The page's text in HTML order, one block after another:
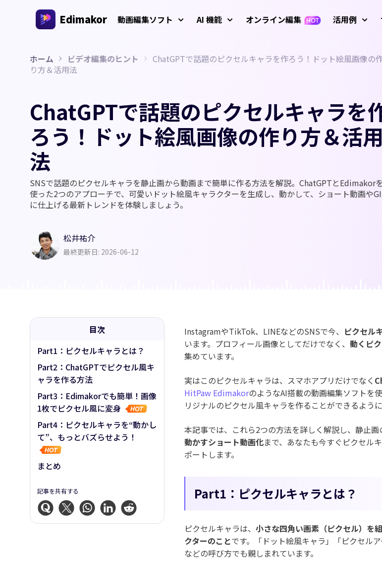
Edimakor 動画編集ソフト
プラットフォーム
Windows 11/10 対応のオールインワンAI動画編集ソ
フト、多彩なメディア素材を搭載
Mac動画編集ソフト
動画編集
キーフレーム
動画を逆再生
AI ビデオジ
ーター
グリーンバック除
Screen
動画にテキストを
動画背景を削
AI 機能
動画/画像
AIテキストから動
画生成
AI画像から動画
生成
AI動画翻訳
動画アニメーショ
ン
AI画像生成
AI動画から動画
AI動画補正
画像からプロンプト
オンライン編集 活用例
動画クリエイター
多言語動画制作
AIキス動画 AI脳バ
AIワールドカップ動画 AIベビ
AI ファ
ジブリ風フィルター AIサンタ
AI少女
AIカー
ホーム ビデオ編集のヒント
ChatGPTで話題のピクセルキャラを作ろう！ドット絵風画像の
り方＆活用法
ChatGPTで話題のピクセルキャラを
ろう！ドット絵風画像の作り方＆活用
法
SNSで話題のピクセルキャラを静止画から動画まで簡単に作る方法を解説。ChatGPTとEdimakorを
使った2つのアプローチで、可愛いドット絵風キャラクターを生成し、動かして、ショート動画や
に仕上げる最新トレンドを体験しましょう。
松井祐介
最終更新日: 2026-06-12
目次
Part1：ピクセルキャラとは？
Part2：ChatGPTでピクセル風キ
ャラを作る方法
Part3：Edimakorでも簡単！画像
1枚でピクセル風に変身
Part4：ピクセルキャラを“動かし
て”、もっとバズらせよう！
まとめ
記事を共有する
InstagramやTikTok、LINEなどのSNSで今、 ピクセル
います。プロフィール画像としてだけでなく、 動くピ
集めています。
実はこのピクセルキャラは、スマホアプリだけでなく
HitPaw EdimakorのようなAI搭載の動画編集ソフトを
リジナルのピクセル風キャラを作ることができるように
本記事では、これら2つの方法を詳しく解説し、静止画
動かすショート動画化まで、あなたも今すぐピクセル
ポートします。
Part1：ピクセルキャラとは？
ピクセルキャラは、 小さな四角い画素（ピクセル）を
クターのことです。「ドット絵風キャラ」「ピクセル
などの呼び方でも親しまれています。